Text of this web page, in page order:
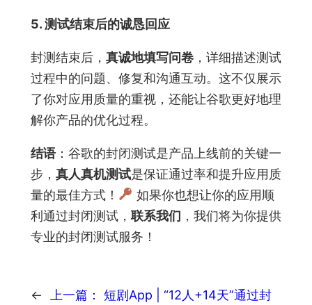
5. 测试结束后的诚恳回应
封测结束后， 真诚地填写问卷 ，详细描述测试
过程中的问题、修复和沟通互动。这不仅展示
了你对应用质量的重视，还能让谷歌更好地理
解你产品的优化过程。
结语：谷歌的封闭测试是产品上线前的关键一
步， 真人真机测试是保证通过率和提升应用质
量的最佳方式！
如果你也想让你的应用顺
利通过封闭测试， 联系我们 ，我们将为你提供
专业的封闭测试服务！
← 上一篇：
短剧App | “12人+14天”通过封